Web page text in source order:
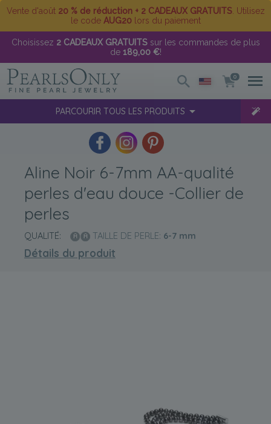
Vente d'août 20 % de réduction + 2 CADEAUX GRATUITS. Utilisez
le code AUG20lors du paiement
Choisissez 2 CADEAUX GRATUITSsur les commandes de plus
de 189,00 €!
0
PARCOURIR TOUS LES PRODUITS
Aline Noir 6-7mm AA-qualité
perles d'eau douce -Collier de
perles
QUALITÉ: TAILLE DE PERLE: 6-7 mm
Détails du produit